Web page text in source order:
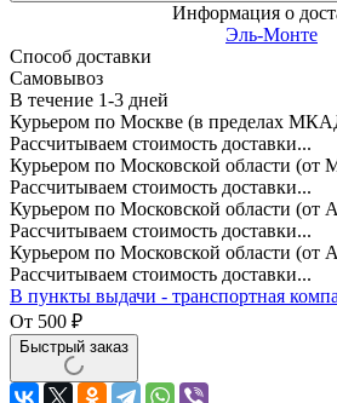
Информация о
Эль-Монте
Способ доставки
Самовывоз
В течение 1-3 дней
Курьером по Москве (в пределах
Рассчитываем стоимость доставки...
Курьером по Московской области
Рассчитываем стоимость доставки...
Курьером по Московской области (от
Рассчитываем стоимость доставки...
Курьером по Московской области (от
Рассчитываем стоимость доставки...
В пункты выдачи - транспортная
От 500 ₽
Быстрый заказ